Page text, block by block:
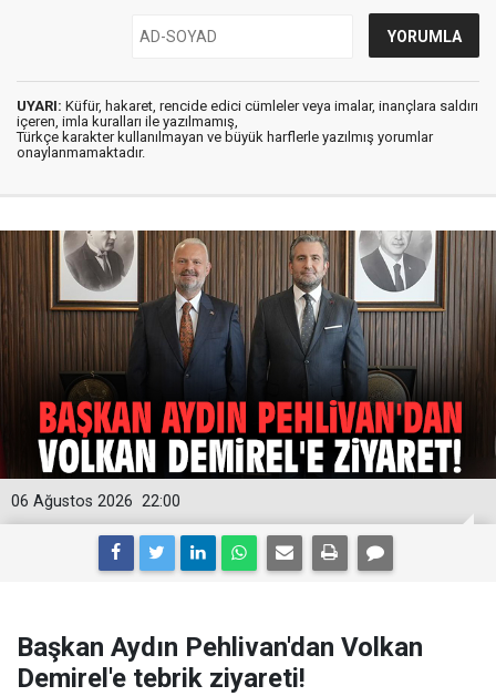
UYARI: Küfür, hakaret, rencide edici cümleler veya imalar, inançlara saldırı
içeren, imla kuralları ile yazılmamış,
Türkçe karakter kullanılmayan ve büyük harflerle yazılmış yorumlar
onaylanmamaktadır.
22:00
06 Ağustos 2026
Başkan Aydın Pehlivan'dan Volkan
Demirel'e tebrik ziyareti!